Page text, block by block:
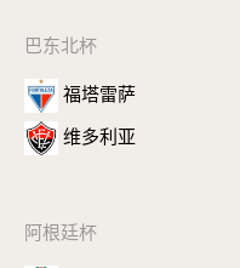
巴东北杯
福塔雷萨
维多利亚
阿根廷杯